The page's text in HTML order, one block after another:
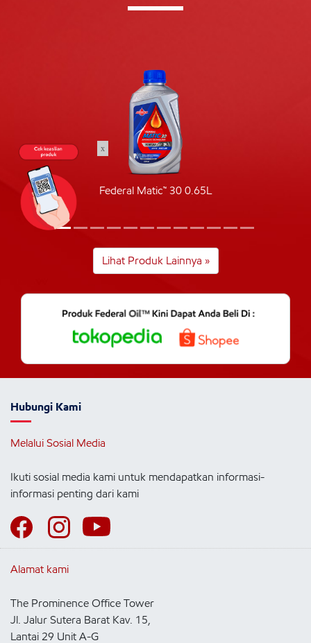
Federal Matic™ 30 0.65L
Lihat Produk Lainnya »
Hubungi Kami
Melalui Sosial Media
Ikuti sosial media kami untuk mendapatkan informasi-
informasi penting dari kami
Alamat kami
The Prominence Office Tower
Jl. Jalur Sutera Barat Kav. 15,
Lantai 29 Unit A-G
x